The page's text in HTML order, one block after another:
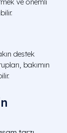
destek
bakımın